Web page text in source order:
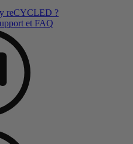
reCYCLED ?
et FAQ